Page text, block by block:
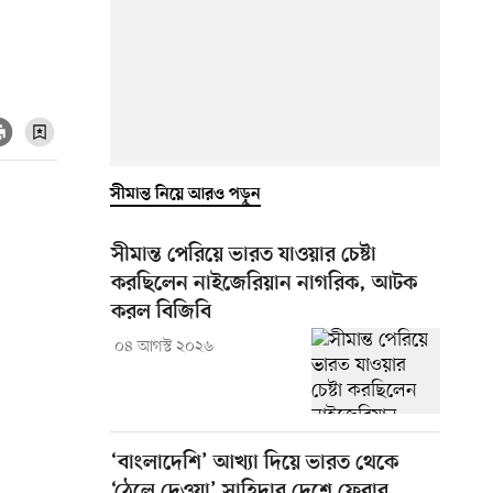
সীমান্ত নিয়ে আরও পড়ুন
সীমান্ত পেরিয়ে ভারত যাওয়ার চেষ্টা
করছিলেন নাইজেরিয়ান নাগরিক, আটক
করল বিজিবি
০৪ আগস্ট ২০২৬
‘বাংলাদেশি’ আখ্যা দিয়ে ভারত থেকে